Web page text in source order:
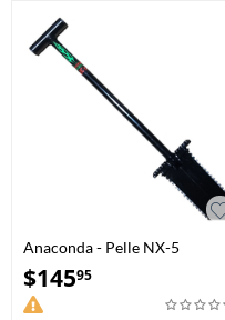
Anaconda - Pelle NX-5
$14595